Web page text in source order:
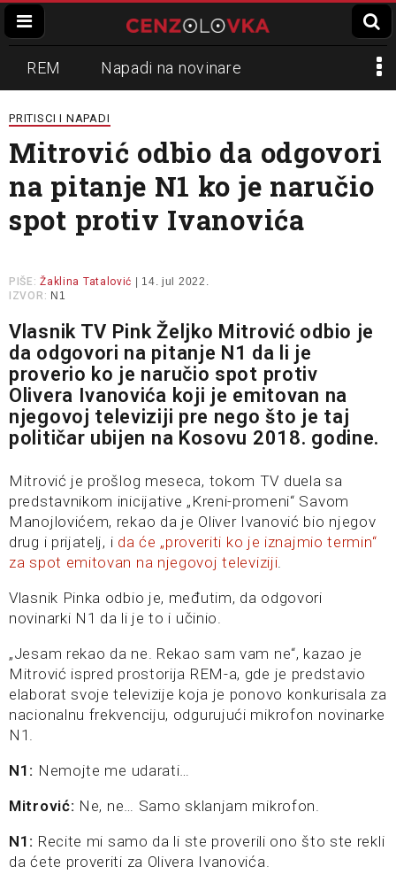
REM Napadi na novinare
Zvučni top
Propaganda Lokalni mediji
Informer Slavko Ćuruvija
PRITISCI I NAPADI
Mitrović odbio da odgovori
na pitanje N1 ko je naručio
spot protiv Ivanovića
PIŠE: Žaklina Tatalović | 14. jul 2022.
IZVOR: N1
Vlasnik TV Pink Željko Mitrović odbio je
da odgovori na pitanje N1 da li je
proverio ko je naručio spot protiv
Olivera Ivanovića koji je emitovan na
njegovoj televiziji pre nego što je taj
političar ubijen na Kosovu 2018. godine.
Mitrović je prošlog meseca, tokom TV duela sa
predstavnikom inicijative „Kreni-promeni“ Savom
Manojlovićem, rekao da je Oliver Ivanović bio njegov
drug i prijatelj, i da će „proveriti ko je iznajmio termin“
za spot emitovan na njegovoj televiziji.
Vlasnik Pinka odbio je, međutim, da odgovori
novinarki N1 da li je to i učinio.
„Jesam rekao da ne. Rekao sam vam ne“, kazao je
Mitrović ispred prostorija REM-a, gde je predstavio
elaborat svoje televizije koja je ponovo konkurisala za
nacionalnu frekvenciju, odgurujući mikrofon novinarke
N1.
N1: Nemojte me udarati…
Mitrović: Ne, ne… Samo sklanjam mikrofon.
N1: Recite mi samo da li ste proverili ono što ste rekli
da ćete proveriti za Olivera Ivanovića.